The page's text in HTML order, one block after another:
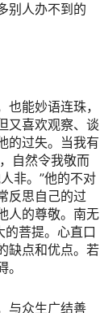
别人办不到的
能妙语连珠，
又喜欢观察、谈
的过失。当我有
自然令我敬而
非。”他的不对
反思自己的过
人的尊敬。南无
的菩提。心直口
缺点和优点。若
与众生广结善